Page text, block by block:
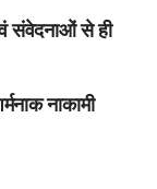
संवेदनाओं से ही
नाकामी